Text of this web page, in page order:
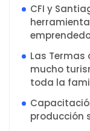
CFI y
Las Termas
mucho
toda la
producción